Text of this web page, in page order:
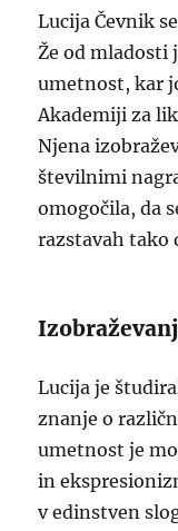
Lucija Čevnik
Že od mladosti
umetnost, kar
Akademiji za
Njena
številnimi
omogočila, da
razstavah tako
Lucija je
znanje o
umetnost je
in
v edinstven